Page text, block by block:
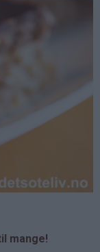
mange!